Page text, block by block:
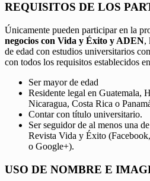
REQUISITOS DE LOS
Únicamente pueden participar en la
negocios con Vida y Éxito y ADEN,
de edad con estudios universitarios
con todos los requisitos establecidos
Ser mayor de edad
Residente legal en Guatemala,
Nicaragua, Costa Rica o
Contar con título universitario.
Ser seguidor de al menos una
Revista Vida y Éxito
o Google+).
USO DE NOMBRE E